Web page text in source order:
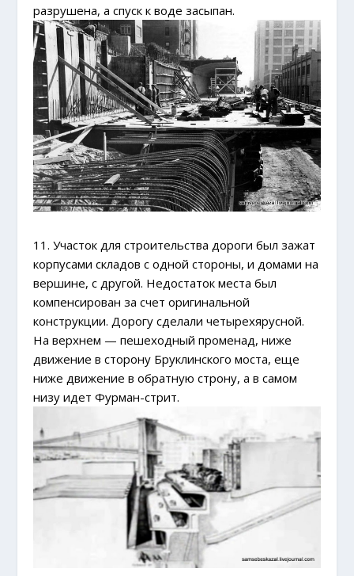
разрушена, а спуск к воде засыпан.
11. Участок для строительства дороги был зажат
корпусами складов с одной стороны, и домами на
вершине, с другой. Недостаток места был
компенсирован за счет оригинальной
конструкции. Дорогу сделали четырехярусной.
На верхнем — пешеходный променад, ниже
движение в сторону Бруклинского моста, еще
ниже движение в обратную строну, а в самом
низу идет Фурман-стрит.